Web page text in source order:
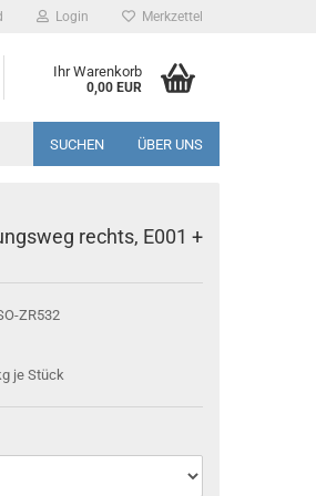
Login Merkzettel
Ihr Warenkorb
0,00 EUR
SUCHEN ÜBER UNS
Betrieb wieder ab dem
rechts, E001 +
ZR532
je Stück